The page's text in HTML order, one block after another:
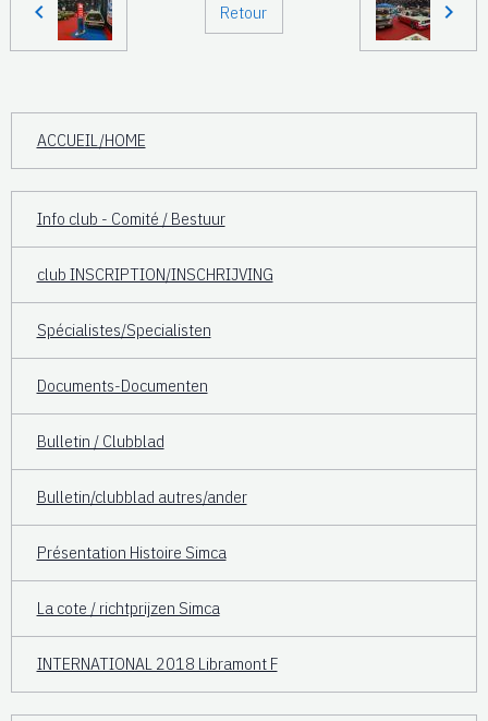
Retour
ACCUEIL/HOME
Info club - Comité / Bestuur
club INSCRIPTION/INSCHRIJVING
Spécialistes/Specialisten
Documents-Documenten
Bulletin / Clubblad
Bulletin/clubblad autres/ander
Présentation Histoire Simca
La cote / richtprijzen Simca
INTERNATIONAL 2018 Libramont F